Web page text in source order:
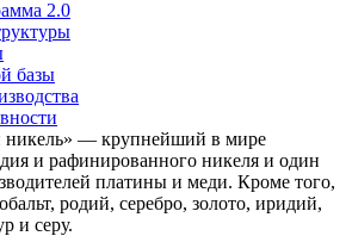
2.0
базы
никель» — крупнейший в мире
и рафинированного никеля и один
платины и меди. Кроме того,
родий, серебро, золото, иридий,
и серу.